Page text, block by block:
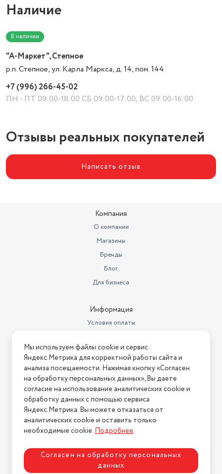
Наличие
"А-Маркет", Степное
р.п. Степное, ул. Карла Маркса, д. 14, пом. 144
+7 (996) 266-45-02
ПН - ПТ 09:00-18:00 СБ 09:00-17:00, ВС 09:00-16:00
В наличии
Отзывы реальных покупателей
Написать отзыв
Компания
О компании
Магазины
Бренды
Блог
Для бизнеса
Информация
Условия оплаты
Условия возврата
Нашли ошибку на сайте? Напишите нам
2026 © Интернет-магазин "АстМаркет". У нас есть всё!
Политика конфиденциальности
Мы используем файлы cookie и сервис
Яндекс.Метрика для корректной работы сайта и
анализа посещаемости. Нажимая кнопку «Согласен
на обработку персональных данных», Вы даете
согласие на использование аналитических cookie и
обработку данных с помощью сервиса
Яндекс.Метрика. Вы можете отказаться от
аналитических cookie и оставить только
необходимые cookie.Подробнее.
Согласен на обработку персональных
данных